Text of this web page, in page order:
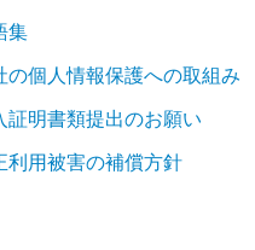
集
の個人情報保護への取組み
証明書類提出のお願い
利用被害の補償方針